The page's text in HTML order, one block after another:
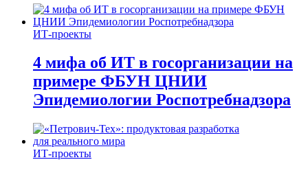
ИТ-проекты
4 мифа об ИТ в госорганизации на
примере ФБУН ЦНИИ
Эпидемиологии Роспотребнадзора
ИТ-проекты